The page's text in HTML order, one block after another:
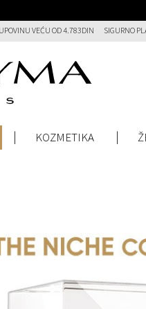
VEĆU OD 4.783DIN SIGURNO
KOZMETIKA